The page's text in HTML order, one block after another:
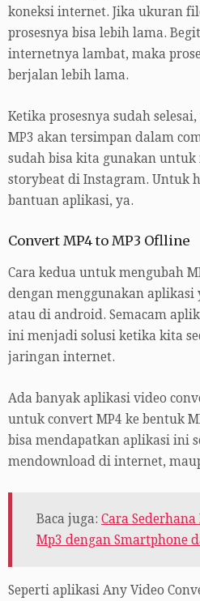
koneksi internet. Jika ukuran
prosesnya bisa lebih lama.
internetnya lambat, maka
berjalan lebih lama.
Ketika prosesnya sudah
MP3 akan tersimpan dalam
sudah bisa kita gunakan
storybeat di Instagram. Untuk
bantuan aplikasi, ya.
Convert MP4 to MP3 Oflline
Cara kedua untuk mengubah
dengan menggunakan aplikasi
atau di android. Semacam
ini menjadi solusi ketika kita
jaringan internet.
Ada banyak aplikasi video
untuk convert MP4 ke bentuk
bisa mendapatkan aplikasi ini
mendownload di internet,
Baca juga: Cara
Mp3 dengan Smartphone
Seperti aplikasi Any Video